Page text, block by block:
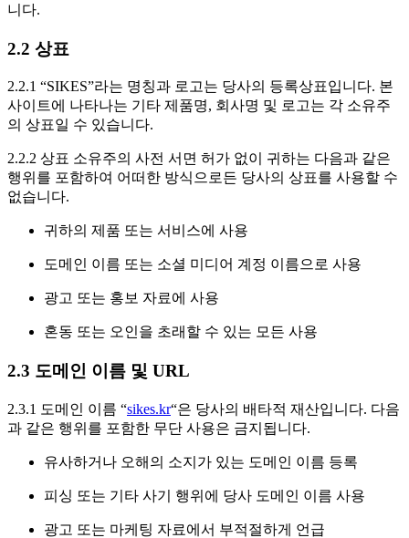
니다.
2.2 상표
2.2.1 “SIKES”라는 명칭과 로고는 당사의 등록상표입니다. 본
사이트에 나타나는 기타 제품명, 회사명 및 로고는 각 소유주
의 상표일 수 있습니다.
2.2.2 상표 소유주의 사전 서면 허가 없이 귀하는 다음과 같은
행위를 포함하여 어떠한 방식으로든 당사의 상표를 사용할 수
없습니다.
귀하의 제품 또는 서비스에 사용
도메인 이름 또는 소셜 미디어 계정 이름으로 사용
광고 또는 홍보 자료에 사용
혼동 또는 오인을 초래할 수 있는 모든 사용
2.3 도메인 이름 및 URL
2.3.1 도메인 이름 “sikes.kr“은 당사의 배타적 재산입니다. 다음
과 같은 행위를 포함한 무단 사용은 금지됩니다.
유사하거나 오해의 소지가 있는 도메인 이름 등록
피싱 또는 기타 사기 행위에 당사 도메인 이름 사용
광고 또는 마케팅 자료에서 부적절하게 언급